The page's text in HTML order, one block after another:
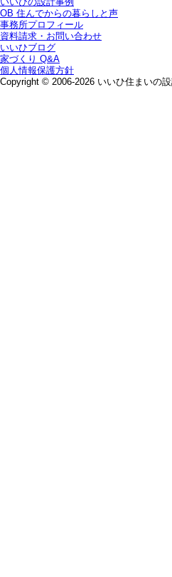
OB 住んでからの暮らしと声
事務所プロフィール
資料請求・お問い合わせ
いいひブログ
家づくり Q&A
個人情報保護方針
Copyright © 2006-2026 いいひ住まいの